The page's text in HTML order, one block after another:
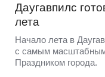
Даугавпилс
лета
Начало лета в
с самым
Праздником города.